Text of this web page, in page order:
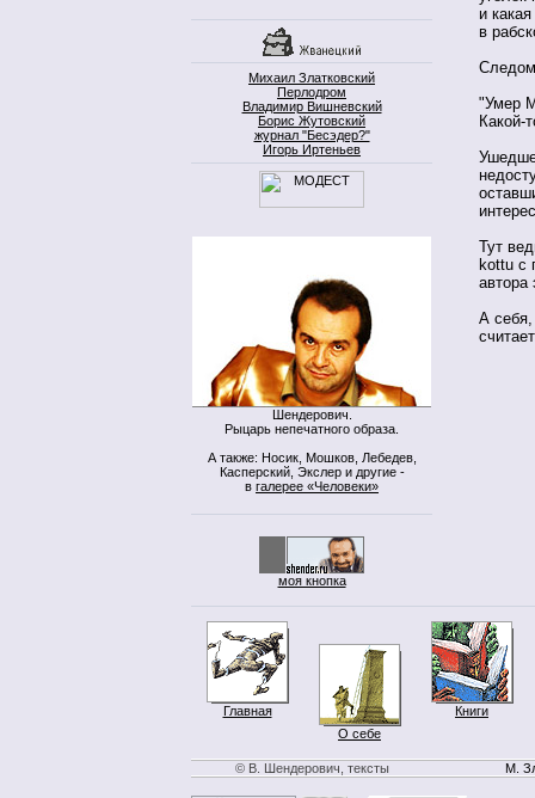
Михаил Златковский
Перлодром
Владимир Вишневский
Борис Жутовский
журнал "Бесэдер?"
Игорь Иртеньев
Шендерович.
Рыцарь непечатного образа.
А также: Носик, Мошков, Лебедев,
Касперский, Экслер и другие -
в галерее «Человеки»
моя кнопка
и
в
"Умер
Какой-
Тут
kottu с
автора
А себя,
Главная
О себе
Книги
© В. Шендерович, тексты М.